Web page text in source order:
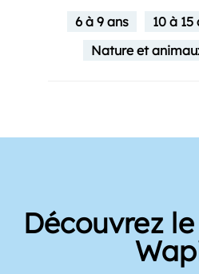
6 à 9 ans 10 à 15
Nature et
Découvrez